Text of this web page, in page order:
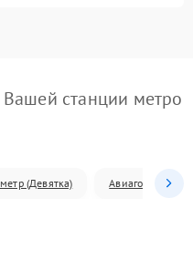
станции метро
(Девятка) Авиагородок